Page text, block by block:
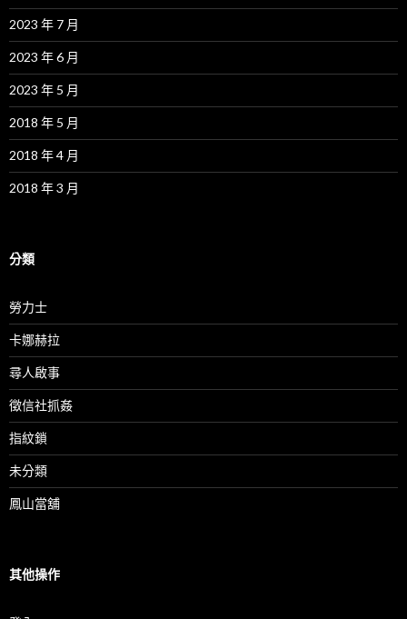
2023 年 7 月
2023 年 6 月
2023 年 5 月
2018 年 5 月
2018 年 4 月
2018 年 3 月
分類
勞力士
卡娜赫拉
尋人啟事
徵信社抓姦
指紋鎖
未分類
鳳山當舖
其他操作